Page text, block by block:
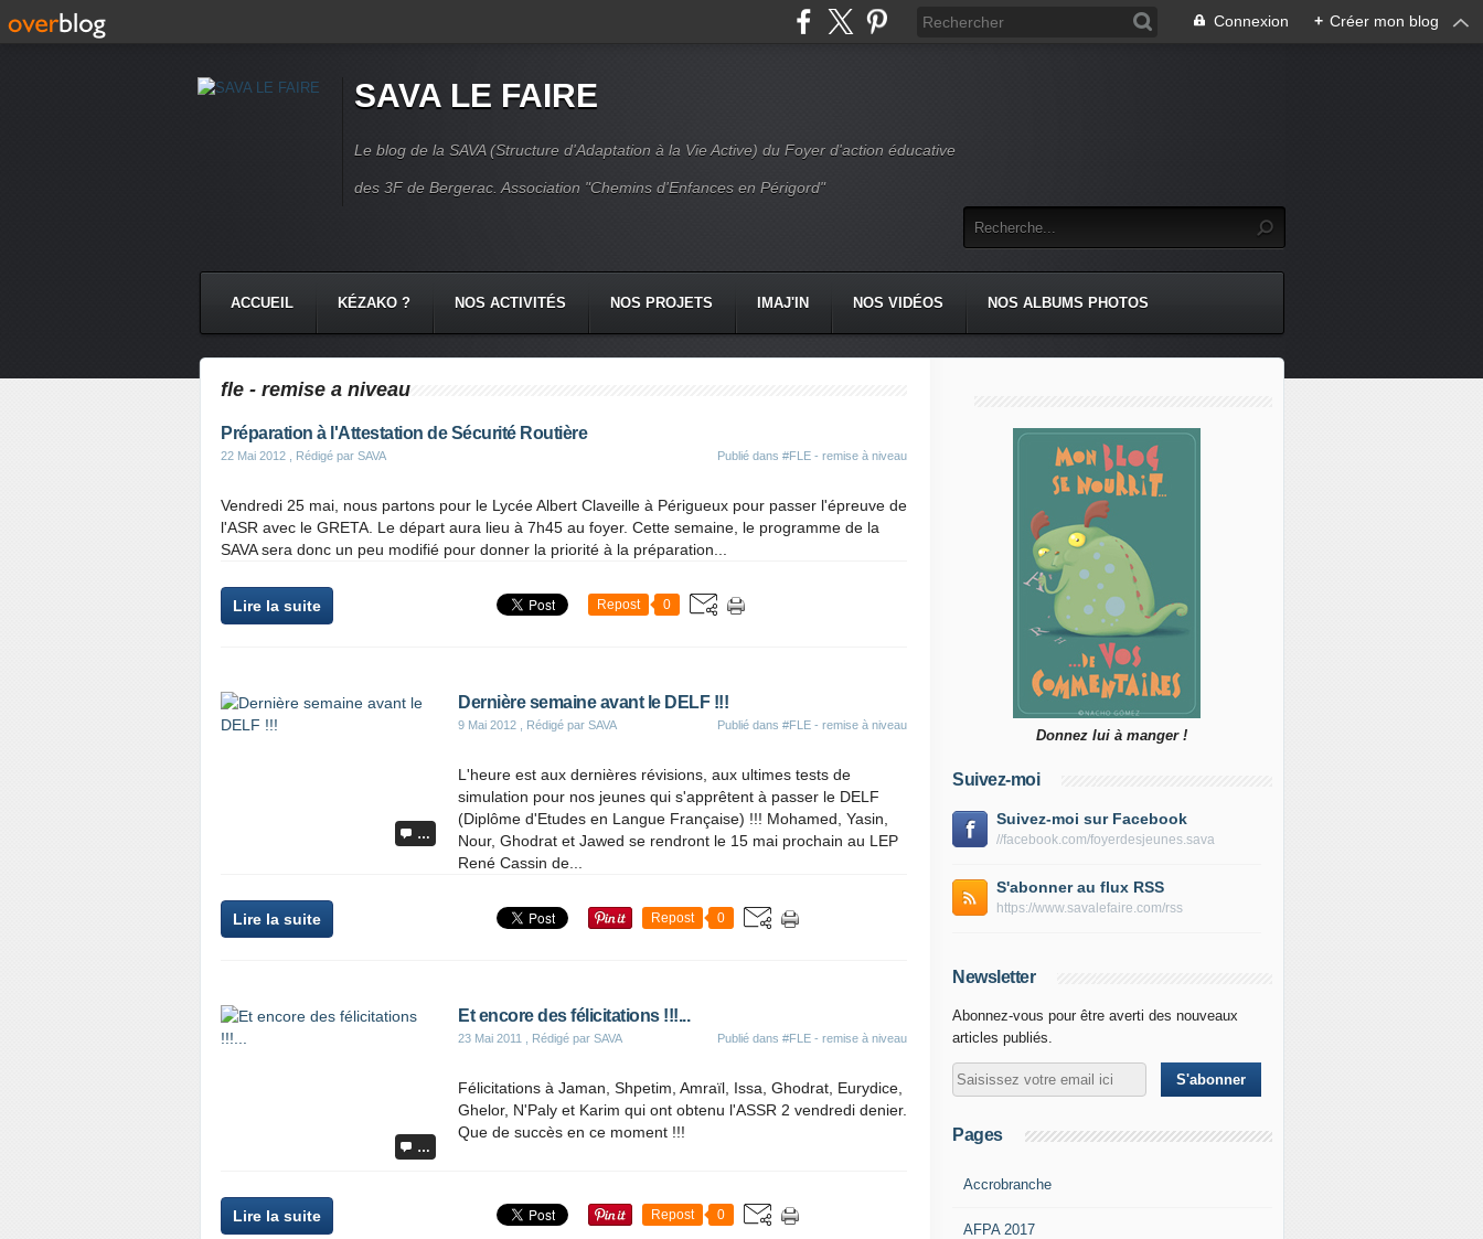
Connexion + Créer mon blog
SAVA LE FAIRE
Le blog de la SAVA (Structure d'Adaptation à la Vie Active) du Foyer d'action éducative
des 3F de Bergerac. Association "Chemins d'Enfances en Périgord"
ACCUEIL KÉZAKO ? NOS ACTIVITÉS NOS PROJETS IMAJ'IN NOS VIDÉOS NOS ALBUMS PHOTOS
fle - remise a niveau
Préparation à l'Attestation de Sécurité Routière
22 Mai 2012 , Rédigé par SAVA Publié dans #FLE - remise à niveau
Vendredi 25 mai, nous partons pour le Lycée Albert Claveille à Périgueux pour passer l'épreuve de
l'ASR avec le GRETA. Le départ aura lieu à 7h45 au foyer. Cette semaine, le programme de la
SAVA sera donc un peu modifié pour donner la priorité à la préparation...
Lire la suite Repost 0
…
Dernière semaine avant le DELF !!!
9 Mai 2012 , Rédigé par SAVA Publié dans #FLE - remise à niveau
L'heure est aux dernières révisions, aux ultimes tests de
simulation pour nos jeunes qui s'apprêtent à passer le DELF
(Diplôme d'Etudes en Langue Française) !!! Mohamed, Yasin,
Nour, Ghodrat et Jawed se rendront le 15 mai prochain au LEP
René Cassin de...
Lire la suite Repost 0
…
Et encore des félicitations !!!...
23 Mai 2011 , Rédigé par SAVA Publié dans #FLE - remise à niveau
Félicitations à Jaman, Shpetim, Amraïl, Issa, Ghodrat, Eurydice,
Ghelor, N'Paly et Karim qui ont obtenu l'ASSR 2 vendredi denier.
Que de succès en ce moment !!!
Lire la suite Repost 0
Donnez lui à manger !
Suivez-moi
Suivez-moi sur Facebook
//facebook.com/foyerdesjeunes.sava
S'abonner au flux RSS
https://www.savalefaire.com/rss
Newsletter
Abonnez-vous pour être averti des nouveaux
articles publiés.
Pages
Accrobranche
AFPA 2017